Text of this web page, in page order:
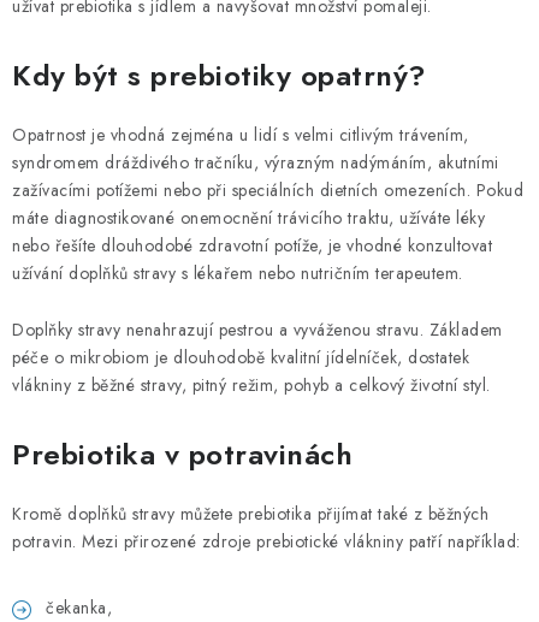
užívat prebiotika s jídlem a navyšovat množství pomaleji.
Kdy být s prebiotiky opatrný?
Opatrnost je vhodná zejména u lidí s velmi citlivým trávením,
syndromem dráždivého tračníku, výrazným nadýmáním, akutními
zažívacími potížemi nebo při speciálních dietních omezeních. Pokud
máte diagnostikované onemocnění trávicího traktu, užíváte léky
nebo řešíte dlouhodobé zdravotní potíže, je vhodné konzultovat
užívání doplňků stravy s lékařem nebo nutričním terapeutem.
Doplňky stravy nenahrazují pestrou a vyváženou stravu. Základem
péče o mikrobiom je dlouhodobě kvalitní jídelníček, dostatek
vlákniny z běžné stravy, pitný režim, pohyb a celkový životní styl.
Prebiotika v potravinách
Kromě doplňků stravy můžete prebiotika přijímat také z běžných
potravin. Mezi přirozené zdroje prebiotické vlákniny patří například:
čekanka,